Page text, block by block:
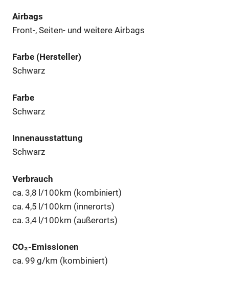
Airbags
Front-, Seiten- und weitere Airbags
Farbe (Hersteller)
Schwarz
Farbe
Schwarz
Innenausstattung
Schwarz
Verbrauch
ca. 3,8 l/100km (kombiniert)
ca. 4,5 l/100km (innerorts)
ca. 3,4 l/100km (außerorts)
CO₂-Emissionen
ca. 99 g/km (kombiniert)